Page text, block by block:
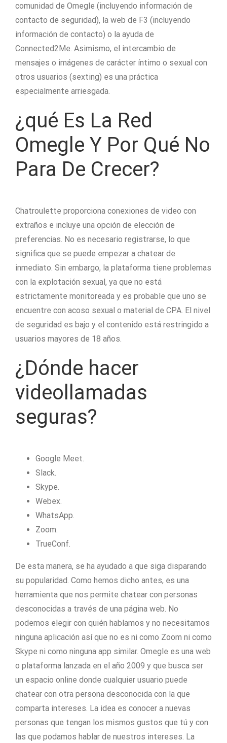
comunidad de Omegle (incluyendo información de
contacto de seguridad), la web de F3 (incluyendo
información de contacto) o la ayuda de
Connected2Me. Asimismo, el intercambio de
mensajes o imágenes de carácter íntimo o sexual con
otros usuarios (sexting) es una práctica
especialmente arriesgada.
¿qué Es La Red
Omegle Y Por Qué No
Para De Crecer?
Chatroulette proporciona conexiones de video con
extraños e incluye una opción de elección de
preferencias. No es necesario registrarse, lo que
significa que se puede empezar a chatear de
inmediato. Sin embargo, la plataforma tiene problemas
con la explotación sexual, ya que no está
estrictamente monitoreada y es probable que uno se
encuentre con acoso sexual o material de CPA. El nivel
de seguridad es bajo y el contenido está restringido a
usuarios mayores de 18 años.
¿Dónde hacer
videollamadas
seguras?
Google Meet.
Slack.
Skype.
Webex.
WhatsApp.
Zoom.
TrueConf.
De esta manera, se ha ayudado a que siga disparando
su popularidad. Como hemos dicho antes, es una
herramienta que nos permite chatear con personas
desconocidas a través de una página web. No
podemos elegir con quién hablamos y no necesitamos
ninguna aplicación así que no es ni como Zoom ni como
Skype ni como ninguna app similar. Omegle es una web
o plataforma lanzada en el año 2009 y que busca ser
un espacio online donde cualquier usuario puede
chatear con otra persona desconocida con la que
comparta intereses. La idea es conocer a nuevas
personas que tengan los mismos gustos que tú y con
las que podamos hablar de nuestros intereses. La